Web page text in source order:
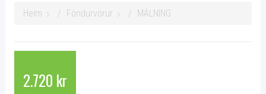
Heim Föndurvörur MÁLNING
2.720 kr